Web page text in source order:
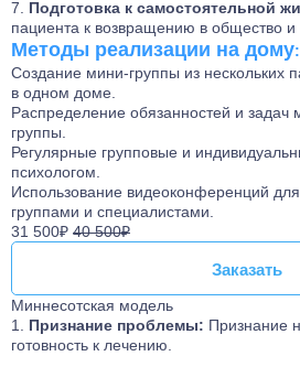
Подготовка к самостоятельной
пациента к возвращению в общество и
Методы реализации на дому:
Создание мини-группы из нескольких
в одном доме.
Распределение обязанностей и задач
группы.
Регулярные групповые и
психологом.
Использование видеоконференций
группами и специалистами.
31 500₽ 40 500₽
Заказать
Заказать
Миннесотская модель
Признание проблемы: Признание
готовность к лечению.